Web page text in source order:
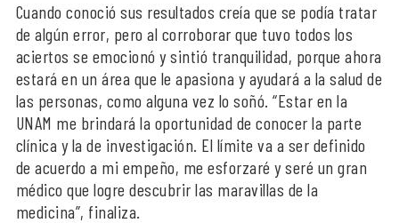
Cuando conoció sus resultados creía que se podía tratar
de algún error, pero al corroborar que tuvo todos los
aciertos se emocionó y sintió tranquilidad, porque ahora
estará en un área que le apasiona y ayudará a la salud de
las personas, como alguna vez lo soñó. “Estar en la
UNAM me brindará la oportunidad de conocer la parte
clínica y la de investigación. El límite va a ser definido
de acuerdo a mi empeño, me esforzaré y seré un gran
médico que logre descubrir las maravillas de la
medicina”, finaliza.